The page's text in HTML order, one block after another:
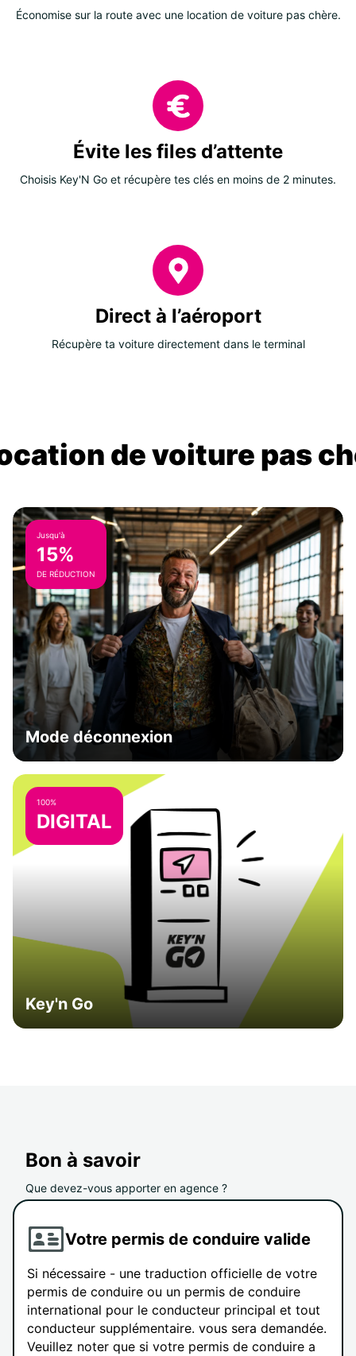
Économise sur la route avec une location de voiture pas chère.
Évite les files d’attente
Choisis Key'N Go et récupère tes clés en moins de 2 minutes.
Direct à l’aéroport
Récupère ta voiture directement dans le terminal
de voiture pas
Jusqu'à
15%
DE RÉDUCTION
Mode déconnexion
100%
DIGITAL
Key'n Go
Bon à savoir
Que devez-vous apporter en agence ?
Votre permis de conduire valide
Si nécessaire - une traduction officielle de votre
permis de conduire ou un permis de conduire
international pour le conducteur principal et tout
conducteur supplémentaire. vous sera demandée.
Veuillez noter que si votre permis de conduire a